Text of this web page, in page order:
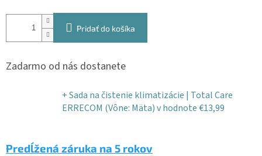
Pridať do košíka
Zadarmo od nás dostanete
+ Sada na čistenie klimatizácie | Total Care
ERRECOM (Vône: Mäta)v hodnote €13,99
Predĺžená záruka na 5 rokov